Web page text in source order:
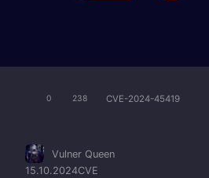
0 238 CVE-2024-45419
Vulner Queen
15.10.2024CVE